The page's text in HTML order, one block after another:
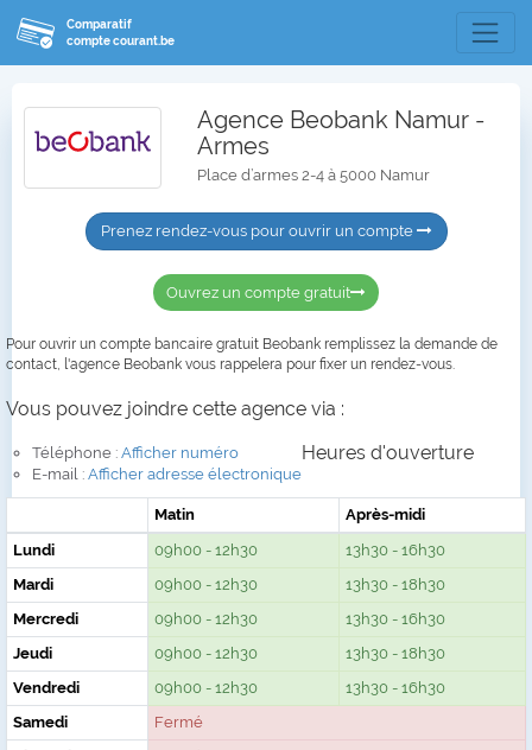
Comparatif
compte courant.be
Agence Beobank Namur -
Armes
Place d’armes 2-4 à 5000 Namur
Prenez rendez-vous pour ouvrir un compte
Ouvrez un compte gratuit
Pour ouvrir un compte bancaire gratuit Beobank remplissez la demande de
contact, l'agence Beobank vous rappelera pour fixer un rendez-vous.
Vous pouvez joindre cette agence via :
Téléphone : Afficher numéro
E-mail : Afficher adresse électronique
Heures d'ouverture
Matin
Après-midi
Lundi
09h00 - 12h30
13h30 - 16h30
Mardi
09h00 - 12h30
13h30 - 18h30
Mercredi
09h00 - 12h30
13h30 - 16h30
Jeudi
09h00 - 12h30
13h30 - 18h30
Vendredi
09h00 - 12h30
13h30 - 16h30
Samedi
Fermé